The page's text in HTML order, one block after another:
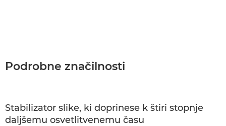
Podrobne značilnosti
Stabilizator slike, ki doprinese k štiri stopnje
daljšemu osvetlitvenemu času